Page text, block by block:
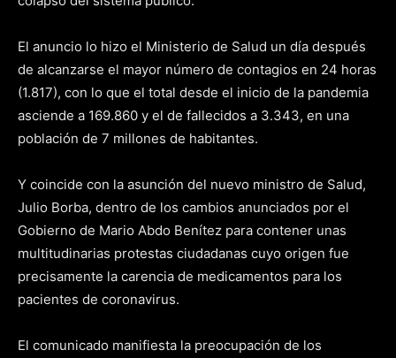
El anuncio lo hizo el Ministerio de Salud un día después
de alcanzarse el mayor número de contagios en 24 horas
(1.817), con lo que el total desde el inicio de la pandemia
asciende a 169.860 y el de fallecidos a 3.343, en una
población de 7 millones de habitantes.
Y coincide con la asunción del nuevo ministro de Salud,
Julio Borba, dentro de los cambios anunciados por el
Gobierno de Mario Abdo Benítez para contener unas
multitudinarias protestas ciudadanas cuyo origen fue
precisamente la carencia de medicamentos para los
pacientes de coronavirus.
El comunicado manifiesta la preocupación de los